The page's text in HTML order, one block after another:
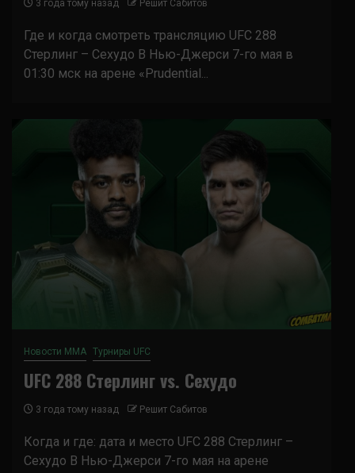
3 года тому назад Решит Сабитов
Где и когда смотреть трансляцию UFC 288
Стерлинг – Сехудо В Нью-Джерси 7-го мая в
01:30 мск на арене «Prudential...
Новости ММА Турниры UFC
UFC 288 Стерлинг vs. Сехудо
3 года тому назад Решит Сабитов
Когда и где: дата и место UFC 288 Стерлинг –
Сехудо В Нью-Джерси 7-го мая на арене